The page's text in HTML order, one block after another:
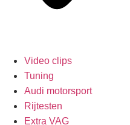
Video clips
Tuning
Audi motorsport
Rijtesten
Extra VAG